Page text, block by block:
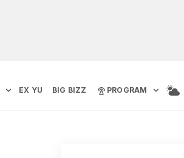
EX YU BIG BIZZ PROGRAM